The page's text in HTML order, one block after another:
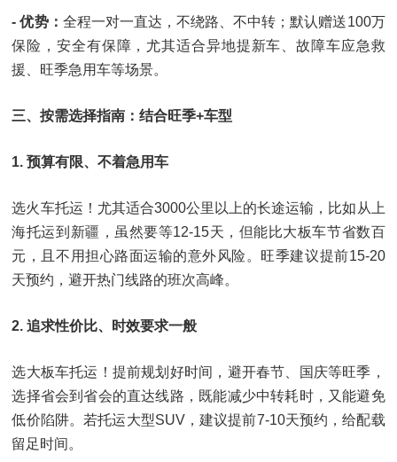
- 优势： 全程一对一直达，不绕路、不中转；默认赠送100万
保险，安全有保障，尤其适合异地提新车、故障车应急救
援、旺季急用车等场景。
三、按需选择指南：结合旺季+车型
1. 预算有限、不着急用车
选火车托运！尤其适合3000公里以上的长途运输，比如从上
海托运到新疆，虽然要等12-15天，但能比大板车节省数百
元，且不用担心路面运输的意外风险。旺季建议提前15-20
天预约，避开热门线路的班次高峰。
2. 追求性价比、时效要求一般
选大板车托运！提前规划好时间，避开春节、国庆等旺季，
选择省会到省会的直达线路，既能减少中转耗时，又能避免
低价陷阱。若托运大型SUV，建议提前7-10天预约，给配载
留足时间。